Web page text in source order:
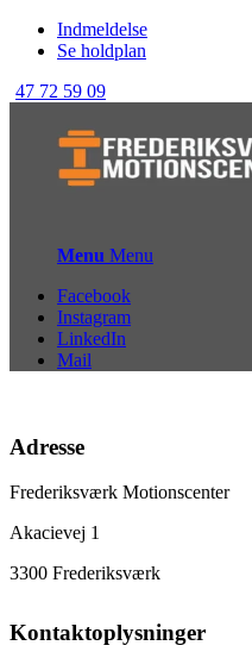
Indmeldelse
Se holdplan
47 72 59 09
Menu Menu
Facebook
Instagram
LinkedIn
Mail
Adresse
Frederiksværk Motionscenter
Akacievej 1
3300 Frederiksværk
Kontaktoplysninger